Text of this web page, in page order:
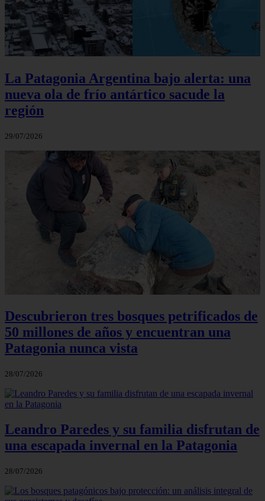
La Patagonia Argentina bajo alerta: una
nueva ola de frío antártico sacude la
región
29/07/2026
Descubrieron tres bosques petrificados de
50 millones de años y encuentran una
Patagonia nunca vista
28/07/2026
Leandro Paredes y su familia disfrutan de
una escapada invernal en la Patagonia
28/07/2026